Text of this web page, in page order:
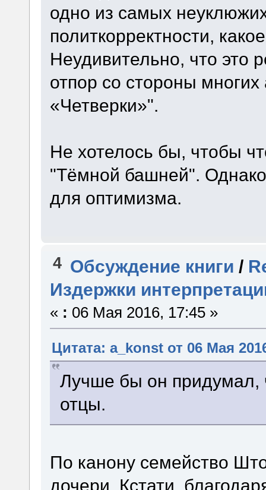
одно из самых
политкорректности,
Неудивительно, что это
отпор со стороны
«Четверки»".
Не хотелось бы, чтобы
"Тёмной башней". Однако
для оптимизма.
4 Обсуждение книги /
Издержки
« : 06 Мая 2016, 17:45 »
Цитата: a_konst от 06 Мая
Лучше бы он придумал,
отцы.
По канону семейство
дочери. Кстати,